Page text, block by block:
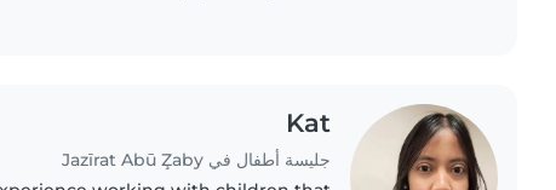
Kat
جليسة أطفال في Jazīrat Abū Z̧aby